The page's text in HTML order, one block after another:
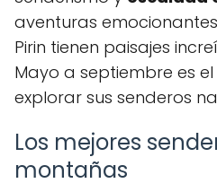
aventuras
Pirin tienen paisajes
Mayo a septiembre es
explorar sus senderos
Los mejores
montañas